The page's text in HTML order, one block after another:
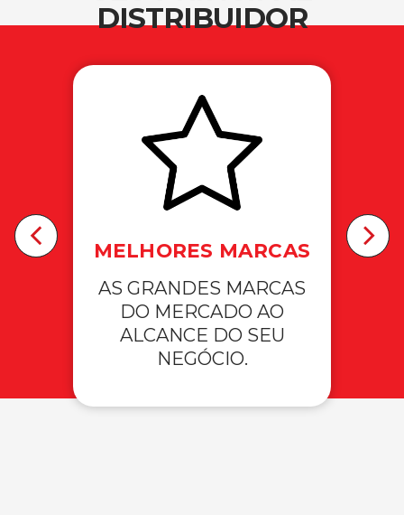
DISTRIBUIDOR
A
MELHORES MARCAS
AS GRANDES MARCAS
DO MERCADO AO
ALCANCE DO SEU
NEGÓCIO.